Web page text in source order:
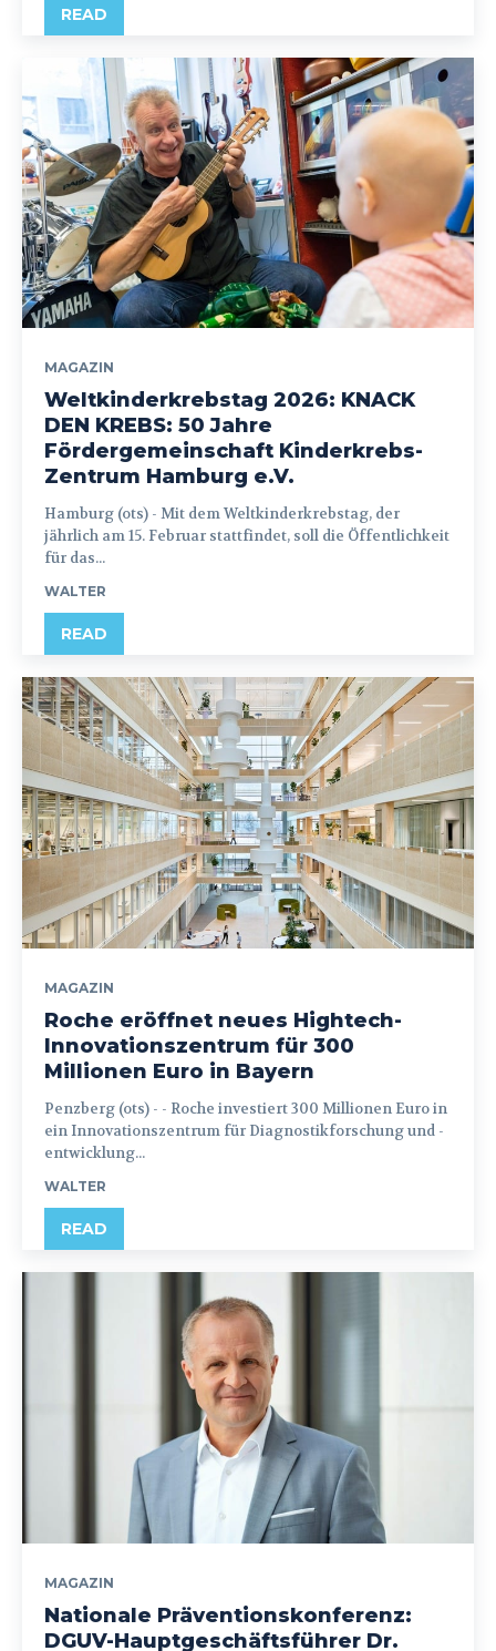
READ
MAGAZIN
Weltkinderkrebstag 2026: KNACK
DEN KREBS: 50 Jahre
Fördergemeinschaft Kinderkrebs-
Zentrum Hamburg e.V.
Hamburg (ots) - Mit dem Weltkinderkrebstag, der
jährlich am 15. Februar stattfindet, soll die Öffentlichkeit
für das...
WALTER
READ
MAGAZIN
Roche eröffnet neues Hightech-
Innovationszentrum für 300
Millionen Euro in Bayern
Penzberg (ots) - - Roche investiert 300 Millionen Euro in
ein Innovationszentrum für Diagnostikforschung und -
entwicklung...
WALTER
READ
MAGAZIN
Nationale Präventionskonferenz:
DGUV-Hauptgeschäftsführer Dr.